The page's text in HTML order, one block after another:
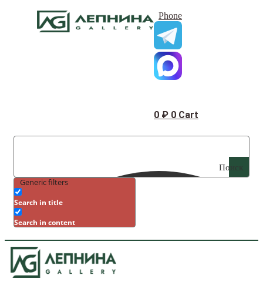
Phone
0 ₽ 0 Cart
Поиск
Generic filters
Search in title
Search in content